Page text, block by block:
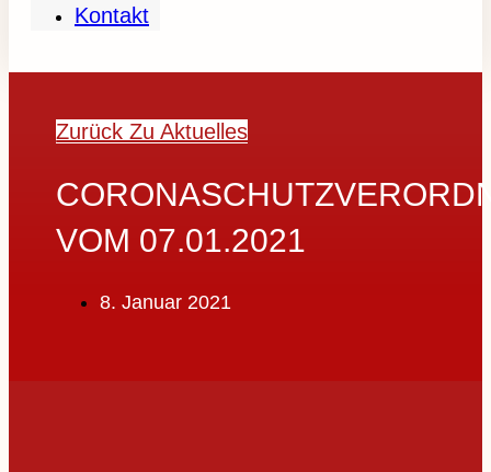
Kontakt
Zurück Zu Aktuelles
VOM 07.01.2021
8. Januar 2021